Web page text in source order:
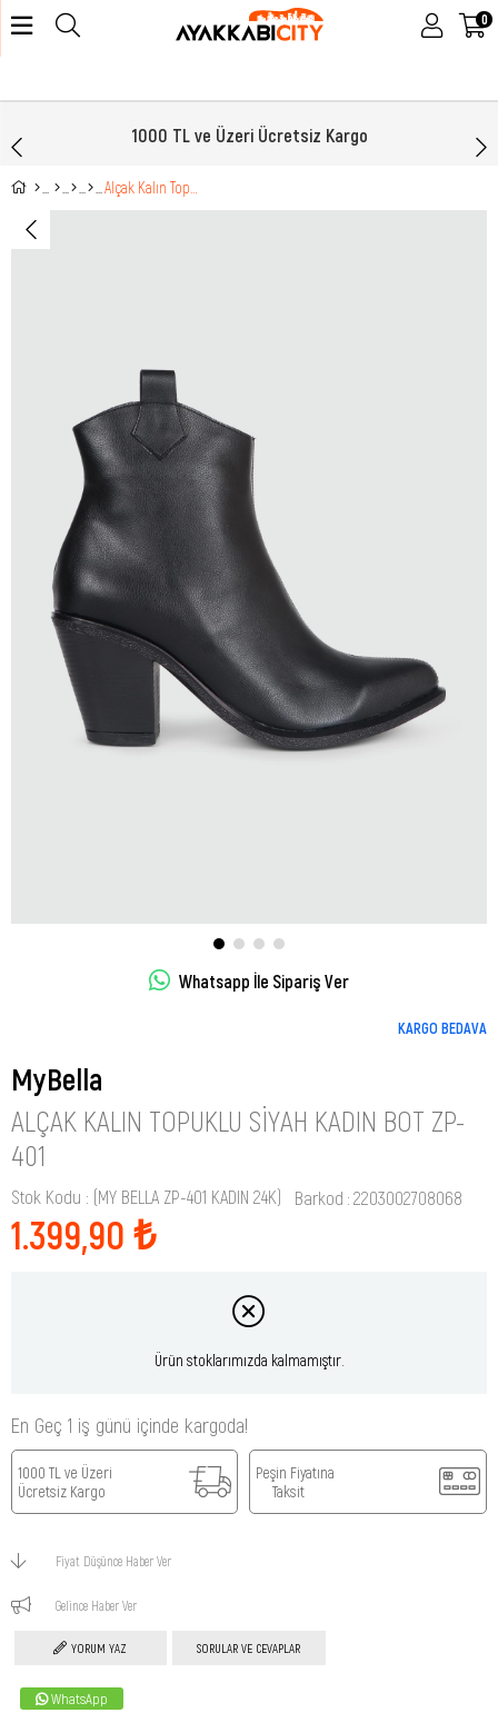
0
1000 TL ve Üzeri Ücretsiz Kargo
Whatsapp İle Sipariş Ver
KARGO BEDAVA
MyBella
ALÇAK KALIN TOPUKLU SIYAH KADIN BOT ZP-
401
Stok Kodu (MY BELLA ZP-401 KADIN 24K) Barkod : 2203002708068
1.399,90 ₺
Ürün stoklarımızda kalmamıştır.
En Geç 1 iş günü içinde kargoda!
1000 TL ve Üzeri
Ücretsiz Kargo
Peşin Fiyatına
Taksit
Fiyat Düşünce Haber Ver
Gelince Haber Ver
YORUM YAZ SORULAR VE CEVAPLAR
WhatsApp